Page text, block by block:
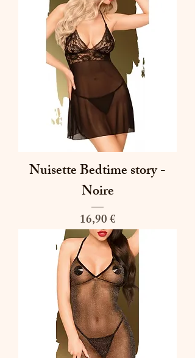
Nuisette Bedtime story -
Noire
Prix
16,90 €